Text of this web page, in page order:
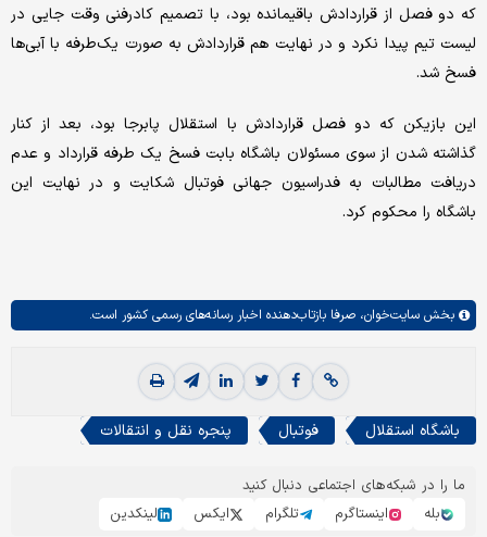
که دو فصل از قراردادش باقیمانده بود، با تصمیم کادرفنی وقت جایی در
لیست تیم پیدا نکرد و در نهایت هم قراردادش به صورت یک‌طرفه با آبی‌ها
فسخ شد.
این بازیکن که دو فصل قراردادش با استقلال پابرجا بود، بعد از کنار
گذاشته شدن از سوی مسئولان باشگاه بابت فسخ یک طرفه قرارداد و عدم
دریافت مطالبات به فدراسیون جهانی فوتبال شکایت و در نهایت این
باشگاه را محکوم کرد.
بخش سایت‌خوان، صرفا بازتاب‌دهنده اخبار رسانه‌های رسمی کشور است.
باشگاه استقلال فوتبال پنجره نقل و انتقالات
ما را در شبکه‌های اجتماعی دنبال کنید
بله
اینستاگرم تلگرام ایکس لینکدین